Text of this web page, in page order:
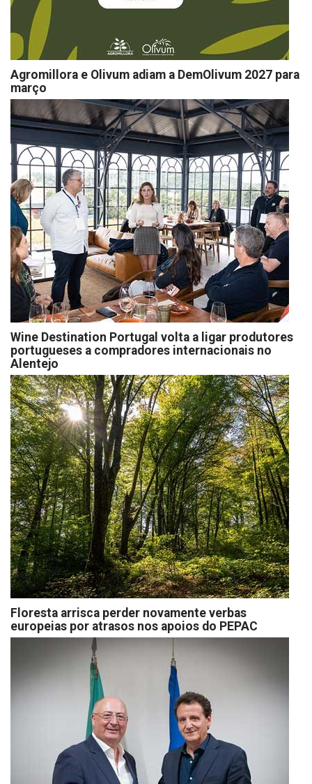
Agromillora e Olivum adiam a DemOlivum 2027 para
março
Wine Destination Portugal volta a ligar produtores
portugueses a compradores internacionais no
Alentejo
Floresta arrisca perder novamente verbas
europeias por atrasos nos apoios do PEPAC